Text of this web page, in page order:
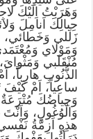
وَهَرَبْتُ اِلَيْكَ
حِبالِكَ اَنامِلَ
زَلَلي
وَمَوْلاي
مُنْقَلَبي
الذُّنُوبِ
ساعِياً، اَمْ كَيْفَ
وَحِياضُكَ
وَالْوُغُولِ، وَاَنْتَ
هذِهِ اَزِمَّةُ نَفْسي